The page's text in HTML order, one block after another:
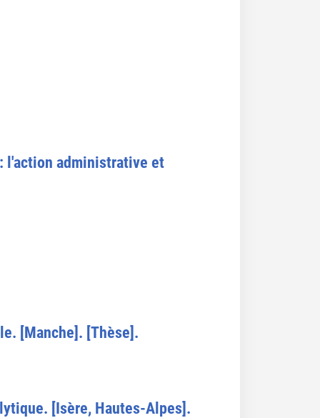
l'action administrative et
[Manche]. [Thèse].
[Isère, Hautes-Alpes].